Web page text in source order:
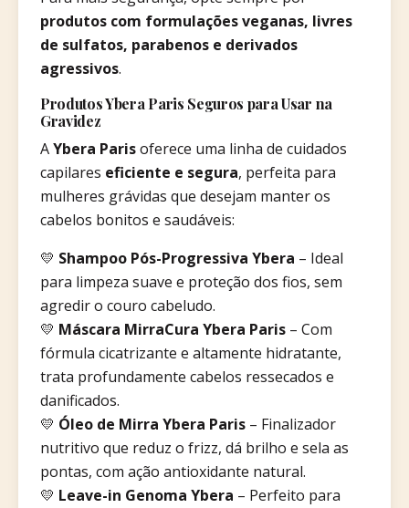
produtos com formulações veganas, livres
de sulfatos, parabenos e derivados
agressivos.
Produtos Ybera Paris Seguros para Usar na
Gravidez
AYbera Parisoferece uma linha de cuidados
capilares eficiente e segura, perfeita para
mulheres grávidas que desejam manter os
cabelos bonitos e saudáveis:
💛 Shampoo Pós-Progressiva Ybera – Ideal
para limpeza suave e proteção dos fios, sem
agredir o couro cabeludo.
💛 Máscara MirraCura Ybera Paris – Com
fórmula cicatrizante e altamente hidratante,
trata profundamente cabelos ressecados e
danificados.
💛 Óleo de Mirra Ybera Paris – Finalizador
nutritivo que reduz o frizz, dá brilho e sela as
pontas, com ação antioxidante natural.
💛 Leave-in Genoma Ybera – Perfeito para